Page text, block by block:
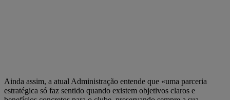
Ainda assim, a atual Administração entende que «uma parceria
estratégica só faz sentido quando existem objetivos claros e